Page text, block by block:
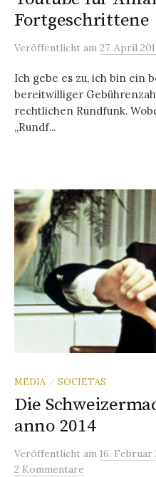
Fortgeschrittene
Veröffentlicht am 27. April
Ich gebe es zu, ich bin ein
bereitwilliger
rechtlichen Rundfunk.
„Rundf...
MEDIA / SOCIETAS
Die
anno 2014
Veröffentlicht am 16. Februar
2 Kommentare